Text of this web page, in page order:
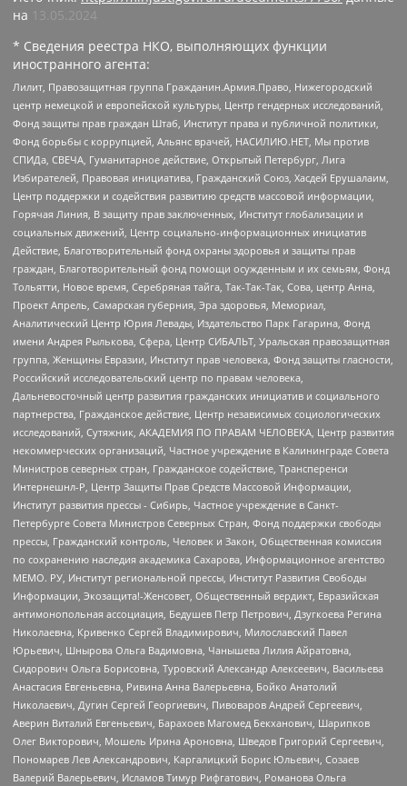
на
13.05.2024
* Сведения реестра НКО, выполняющих функции
иностранного агента:
Лилит, Правозащитная группа Гражданин.Армия.Право, Нижегородский
центр немецкой и европейской культуры, Центр гендерных исследований,
Фонд защиты прав граждан Штаб, Институт права и публичной политики,
Фонд борьбы с коррупцией, Альянс врачей, НАСИЛИЮ.НЕТ, Мы против
СПИДа, СВЕЧА, Гуманитарное действие, Открытый Петербург, Лига
Избирателей, Правовая инициатива, Гражданский Союз, Хасдей Ерушалаим,
Центр поддержки и содействия развитию средств массовой информации,
Горячая Линия, В защиту прав заключенных, Институт глобализации и
социальных движений, Центр социально-информационных инициатив
Действие, Благотворительный фонд охраны здоровья и защиты прав
граждан, Благотворительный фонд помощи осужденным и их семьям, Фонд
Тольятти, Новое время, Серебряная тайга, Так-Так-Так, Сова, центр Анна,
Проект Апрель, Самарская губерния, Эра здоровья, Мемориал,
Аналитический Центр Юрия Левады, Издательство Парк Гагарина, Фонд
имени Андрея Рылькова, Сфера, Центр СИБАЛЬТ, Уральская правозащитная
группа, Женщины Евразии, Институт прав человека, Фонд защиты гласности,
Российский исследовательский центр по правам человека,
Дальневосточный центр развития гражданских инициатив и социального
партнерства, Гражданское действие, Центр независимых социологических
исследований, Сутяжник, АКАДЕМИЯ ПО ПРАВАМ ЧЕЛОВЕКА, Центр развития
некоммерческих организаций, Частное учреждение в Калининграде Совета
Министров северных стран, Гражданское содействие, Трансперенси
Интернешнл-Р, Центр Защиты Прав Средств Массовой Информации,
Институт развития прессы - Сибирь, Частное учреждение в Санкт-
Петербурге Совета Министров Северных Стран, Фонд поддержки свободы
прессы, Гражданский контроль, Человек и Закон, Общественная комиссия
по сохранению наследия академика Сахарова, Информационное агентство
МЕМО. РУ, Институт региональной прессы, Институт Развития Свободы
Информации, Экозащита!-Женсовет, Общественный вердикт, Евразийская
антимонопольная ассоциация, Бедушев Петр Петрович, Дзугкоева Регина
Николаевна, Кривенко Сергей Владимирович, Милославский Павел
Юрьевич, Шнырова Ольга Вадимовна, Чанышева Лилия Айратовна,
Сидорович Ольга Борисовна, Туровский Александр Алексеевич, Васильева
Анастасия Евгеньевна, Ривина Анна Валерьевна, Бойко Анатолий
Николаевич, Дугин Сергей Георгиевич, Пивоваров Андрей Сергеевич,
Аверин Виталий Евгеньевич, Барахоев Магомед Бекханович, Шарипков
Олег Викторович, Мошель Ирина Ароновна, Шведов Григорий Сергеевич,
Пономарев Лев Александрович, Каргалицкий Борис Юльевич, Созаев
Валерий Валерьевич, Исламов Тимур Рифгатович, Романова Ольга